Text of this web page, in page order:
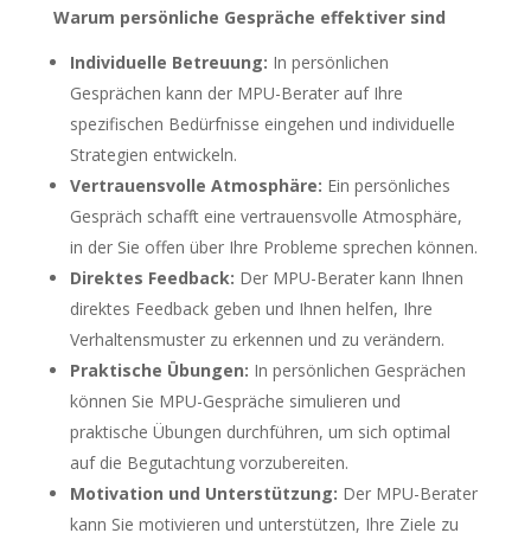
Warum persönliche Gespräche effektiver sind
Individuelle Betreuung: In persönlichen
Gesprächen kann der MPU-Berater auf Ihre
spezifischen Bedürfnisse eingehen und individuelle
Strategien entwickeln.
Vertrauensvolle Atmosphäre: Ein persönliches
Gespräch schafft eine vertrauensvolle Atmosphäre,
in der Sie offen über Ihre Probleme sprechen können.
Direktes Feedback: Der MPU-Berater kann Ihnen
direktes Feedback geben und Ihnen helfen, Ihre
Verhaltensmuster zu erkennen und zu verändern.
Praktische Übungen: In persönlichen Gesprächen
können Sie MPU-Gespräche simulieren und
praktische Übungen durchführen, um sich optimal
auf die Begutachtung vorzubereiten.
Motivation und Unterstützung: Der MPU-Berater
kann Sie motivieren und unterstützen, Ihre Ziele zu